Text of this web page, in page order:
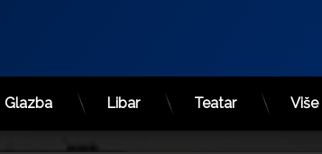
Glazba Libar Teatar Više